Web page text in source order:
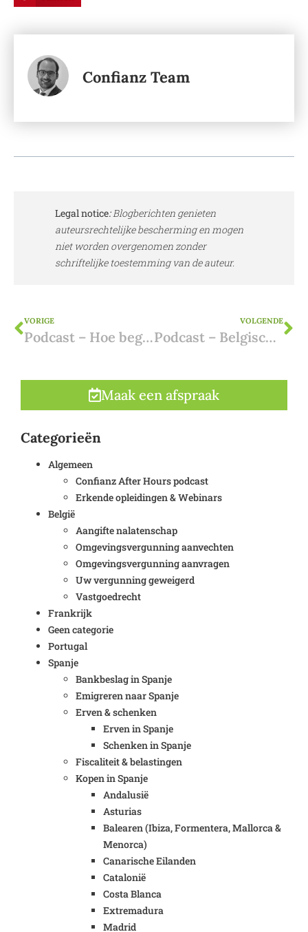
Confianz Team
Legal notice:Blogberichten genieten
auteursrechtelijke bescherming en mogen
niet worden overgenomen zonder
schriftelijke toestemming van de auteur.
VORIGE
Podcast – Hoe begin je aan de aankoop van een bestaande woning in Spanje
VOLGENDE
Podcast – Belgische belastingen op een tweede verblijf in Spanje
Maak een afspraak
Categorieën
Algemeen
Confianz After Hours podcast
Erkende opleidingen & Webinars
België
Aangifte nalatenschap
Omgevingsvergunning aanvechten
Omgevingsvergunning aanvragen
Uw vergunning geweigerd
Vastgoedrecht
Frankrijk
Geen categorie
Portugal
Spanje
Bankbeslag in Spanje
Emigreren naar Spanje
Erven & schenken
Erven in Spanje
Schenken in Spanje
Fiscaliteit & belastingen
Kopen in Spanje
Andalusië
Asturias
Balearen (Ibiza, Formentera, Mallorca &
Menorca)
Canarische Eilanden
Catalonië
Costa Blanca
Extremadura
Madrid